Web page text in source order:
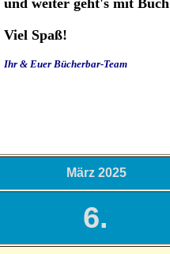
und weiter geht's mit
Viel Spaß!
Ihr & Euer Bücherbar-Team
März 2025
6.